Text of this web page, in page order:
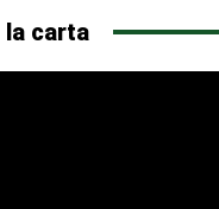
la carta